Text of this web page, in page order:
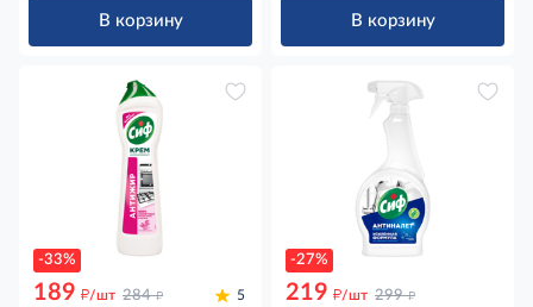
В корзину В корзину
-33%
189 д/шт 284 д 5
-27%
219 д/шт 299 д